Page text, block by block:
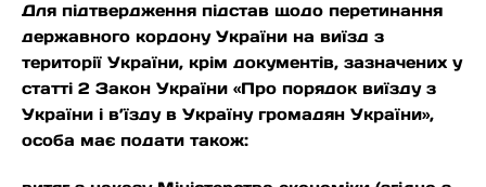
Для підтвердження підстав щодо перетинання
державного кордону України на виїзд з
території України, крім документів, зазначених у
статті 2 Закон України «Про порядок виїзду з
України і в’їзду в Україну громадян України»,
особа має подати також: